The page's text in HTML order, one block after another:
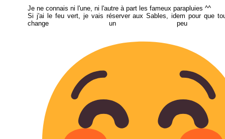
Je ne connais ni l'une, ni l'autre à part les fameux parapluies ^^
Si j'ai le feu vert, je vais réserver aux Sables, idem pour que
change un peu